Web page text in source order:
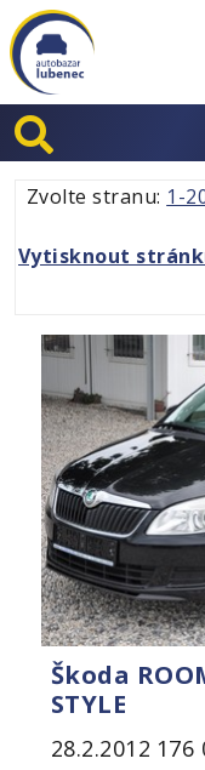
Zvolte stranu: 1-
Vytisknout
Škoda
STYLE
28.2.2012 176